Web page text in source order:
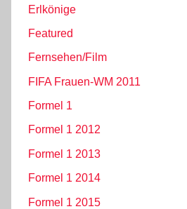
Erlkönige
Featured
Fernsehen/Film
FIFA Frauen-WM 2011
Formel 1
Formel 1 2012
Formel 1 2013
Formel 1 2014
Formel 1 2015